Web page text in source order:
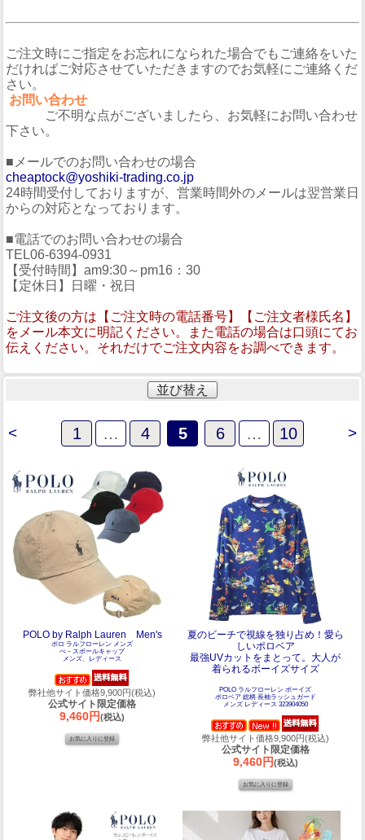
ご注文時にご指定をお忘れになられた場合でもご連絡をいた
だければご対応させていただきますのでお気軽にご連絡くだ
さい。
お問い合わせ
ご不明な点がございましたら、お気軽にお問い合わせ
下さい。
■メールでのお問い合わせの場合
cheaptock@yoshiki-trading.co.jp
24時間受付しておりますが、営業時間外のメールは翌営業日
からの対応となっております。
■電話でのお問い合わせの場合
TEL06-6394-0931
【受付時間】am9:30～pm16：30
【定休日】日曜・祝日
ご注文後の方は【ご注文時の電話番号】【ご注文者様氏名】
をメール本文に明記ください。また電話の場合は口頭にてお
伝えください。それだけでご注文内容をお調べできます。
並び替え
< >
1 … 4 5 6 … 10
POLO by Ralph Lauren Men's
ポロ ラルフローレン メンズ
べ－スボールキャップ
メンズ、レディース
弊社他サイト価格9,900円(税込)
公式サイト限定価格
9,460円(税込)
夏のビーチで視線を独り占め！愛ら
しいポロベア
最強UVカットをまとって。大人が
着られるボーイズサイズ
POLO ラルフローレン ボーイズ
ポロベア 総柄 長袖ラッシュガード
メンズ レディース 323904050
弊社他サイト価格9,900円(税込)
公式サイト限定価格
9,460円(税込)